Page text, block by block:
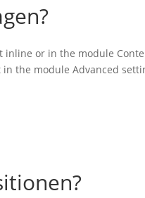
or in the module
the module Advanced